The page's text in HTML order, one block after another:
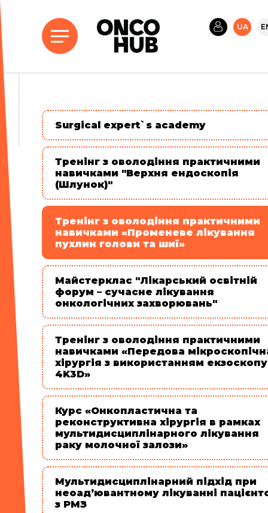
UA
Surgical expert`s academy
Тренінг з оволодіння практичними
навичками "Верхня ендоскопія
(Шлунок)"
Тренінг з оволодіння практичними
навичками «Променеве лікування
пухлин голови та шиї»
Майстерклас "Лікарський освітній
форум – сучасне лікування
онкологічних захворювань"
Тренінг з оволодіння практичними
навичками «Передова
хірургія з використанням екзоскопу
4K3D»
Курс «Онкопластична та
реконструктивна хірургія в рамках
мультидисциплінарного лікування
раку молочної залози»
Мультидисциплінарний підхід при
неоад’ювантному лікуванні
з РМЗ